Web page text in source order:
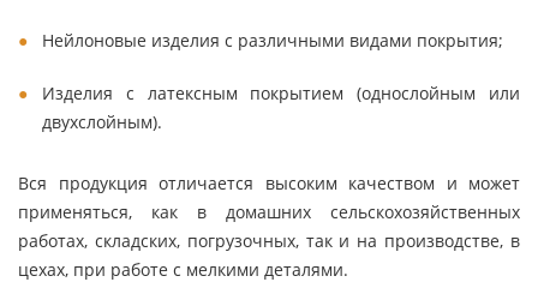
Нейлоновые изделия с различными видами покрытия;
Изделия с латексным покрытием (однослойным или
двухслойным).
Вся продукция отличается высоким качеством и может
применяться, как в домашних сельскохозяйственных
работах, складских, погрузочных, так и на производстве, в
цехах, при работе с мелкими деталями.